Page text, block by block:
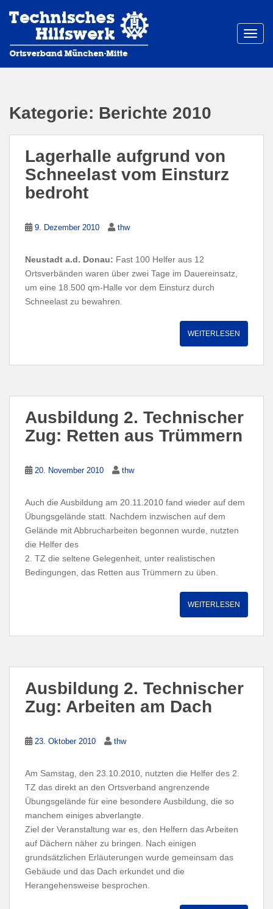
Kategorie: Berichte 2010
Lagerhalle aufgrund von
Schneelast vom Einsturz
bedroht
9. Dezember 2010 thw
Neustadt a.d. Donau: Fast 100 Helfer aus 12
Ortsverbänden waren über zwei Tage im Dauereinsatz,
um eine 18.500 qm-Halle vor dem Einsturz durch
Schneelast zu bewahren.
WEITERLESEN
Ausbildung 2. Technischer
Zug: Retten aus Trümmern
20. November 2010 thw
Auch die Ausbildung am 20.11.2010 fand wieder auf dem
Übungsgelände statt. Nachdem inzwischen auf dem
Gelände mit Abbrucharbeiten begonnen wurde, nutzten
die Helfer des
2. TZ die seltene Gelegenheit, unter realistischen
Bedingungen, das Retten aus Trümmern zu üben.
WEITERLESEN
Ausbildung 2. Technischer
Zug: Arbeiten am Dach
23. Oktober 2010 thw
Am Samstag, den 23.10.2010, nutzten die Helfer des 2.
TZ das direkt an den Ortsverband angrenzende
Übungsgelände für eine besondere Ausbildung, die so
manchem einiges abverlangte.
Ziel der Veranstaltung war es, den Helfern das Arbeiten
auf Dächern näher zu bringen. Nach einigen
grundsätzlichen Erläuterungen wurde gemeinsam das
Gebäude und das Dach erkundet und die
Herangehensweise besprochen.